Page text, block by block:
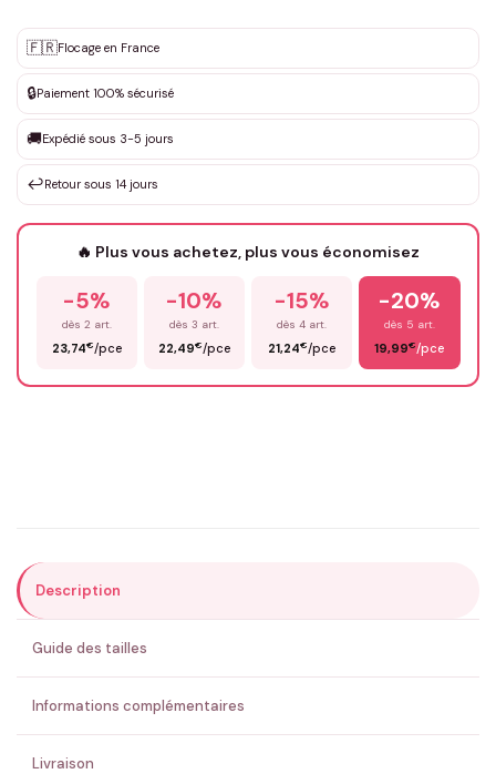
✨ Personnalisation sur mesure
DEVIS GRATUIT · Personnalisation de 3 à 10€ selon la demande
Que souhaitez-vous ?*
Votre texte / idée*
Prénom*
ENVOYER MA DEMANDE ✨
💚 Retour sous 24-48h🇫🇷 Flocage en France✅ Validation avant fabrication
🇫🇷Flocage en France
🔒Paiement 100% sécurisé
🚚Expédié sous 3-5 jours
↩️Retour sous 14 jours
🔥 Plus vous achetez, plus vous économisez
-5%
dès 2 art.
23,74€/pce
-10%
dès 3 art.
22,49€/pce
-15%
dès 4 art.
21,24€/pce
-20%
dès 5 art.
19,99€/pce
Description
Guide des tailles
Informations complémentaires
Livraison